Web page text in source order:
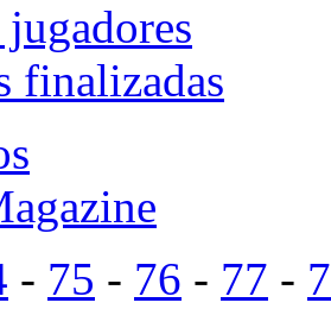
finalizadas
- 75 - 76 - 77 -